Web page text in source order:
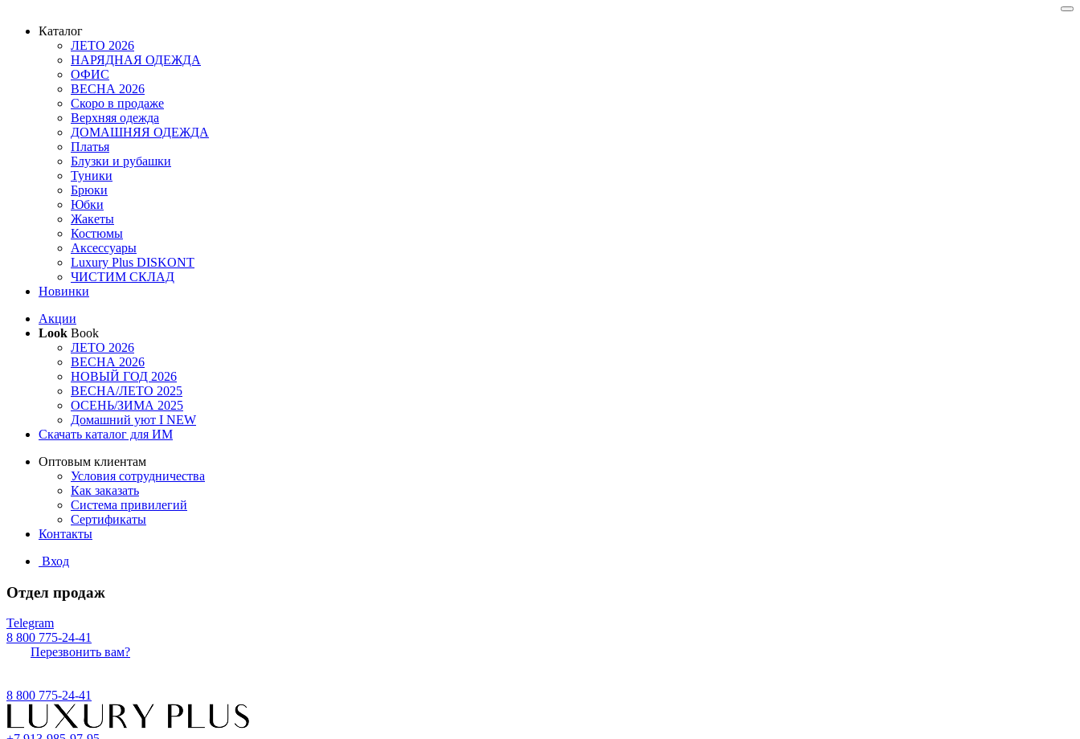
Каталог
ЛЕТО 2026
НАРЯДНАЯ ОДЕЖДА
ОФИС
ВЕСНА 2026
Скоро в продаже
Верхняя одежда
ДОМАШНЯЯ ОДЕЖДА
Платья
Блузки и рубашки
Туники
Брюки
Юбки
Жакеты
Костюмы
Аксессуары
Luxury Plus DISKONT
ЧИСТИМ СКЛАД
Новинки
Акции
Look Book
ЛЕТО 2026
ВЕСНА 2026
НОВЫЙ ГОД 2026
ВЕСНА/ЛЕТО 2025
ОСЕНЬ/ЗИМА 2025
Домашний уют I NEW
Скачать каталог для ИМ
Оптовым клиентам
Условия сотрудничества
Как заказать
Система привилегий
Сертификаты
Контакты
Вход
Отдел продаж
Telegram
8 800 775-24-41
Перезвонить вам?
8 800 775-24-41